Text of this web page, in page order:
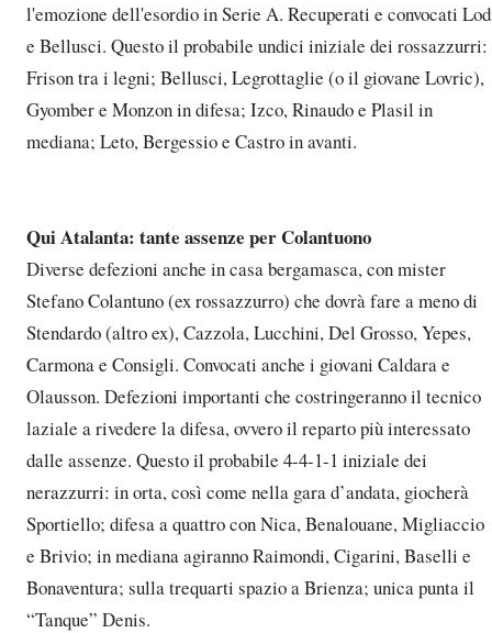
l'emozione dell'esordio in Serie A. Recuperati e convocati
e Bellusci. Questo il probabile undici iniziale dei rossazzurri:
Frison tra i legni; Bellusci, Legrottaglie (o il giovane Lovric),
Gyomber e Monzon in difesa; Izco, Rinaudo e Plasil in
mediana; Leto, Bergessio e Castro in avanti.
Qui Atalanta: tante assenze per Colantuono
Diverse defezioni anche in casa bergamasca, con mister
Stefano Colantuno (ex rossazzurro) che dovrà fare a meno di
Stendardo (altro ex), Cazzola, Lucchini, Del Grosso, Yepes,
Carmona e Consigli. Convocati anche i giovani Caldara e
Olausson. Defezioni importanti che costringeranno il tecnico
laziale a rivedere la difesa, ovvero il reparto più interessato
dalle assenze. Questo il probabile 4-4-1-1 iniziale dei
nerazzurri: in orta, così come nella gara d’andata, giocherà
Sportiello; difesa a quattro con Nica, Benalouane, Migliaccio
e Brivio; in mediana agiranno Raimondi, Cigarini, Baselli e
Bonaventura; sulla trequarti spazio a Brienza; unica punta il
“Tanque” Denis.